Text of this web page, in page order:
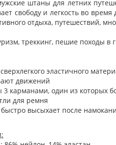
штаны для летних
свободу и легкость во
отдыха, путешествий,
треккинг, пешие походы в
эластичного
движений
карманами, один из которых
для ремня
высыхает после